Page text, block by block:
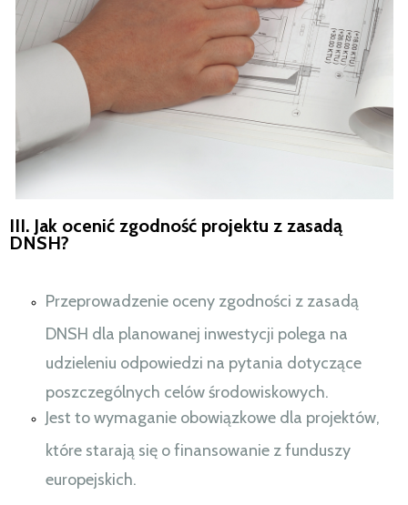
III. Jak ocenić zgodność projektu z zasadą
DNSH?
Przeprowadzenie oceny zgodności z zasadą
DNSH dla planowanej inwestycji polega na
udzieleniu odpowiedzi na pytania dotyczące
poszczególnych celów środowiskowych.
Jest to wymaganie obowiązkowe dla projektów,
które starają się o finansowanie z funduszy
europejskich.